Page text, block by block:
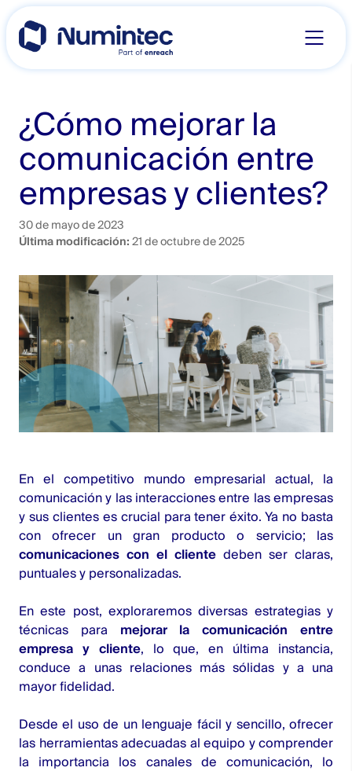
Skip
content
¿Cómo mejorar la
comunicación entre
empresas y clientes?
30 de mayo de 2023
Última modificación: 21 de octubre de 2025
En el competitivo mundo empresarial actual, la
comunicación y las interacciones entre las empresas
y sus clientes es crucial para tener éxito. Ya no basta
con ofrecer un gran producto o servicio; las
comunicaciones con el cliente deben ser claras,
puntuales y personalizadas.
En este post, exploraremos diversas estrategias y
técnicas para mejorar la comunicación entre
empresa y cliente, lo que, en última instancia,
conduce a unas relaciones más sólidas y a una
mayor fidelidad.
Desde el uso de un lenguaje fácil y sencillo, ofrecer
las herramientas adecuadas al equipo y comprender
la importancia los canales de comunicación, lo